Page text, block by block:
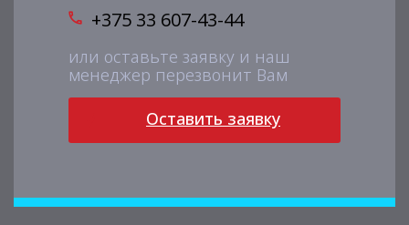
+375 33 607-43-44
или оставьте заявку и наш
менеджер перезвонит Вам
Оставить заявку